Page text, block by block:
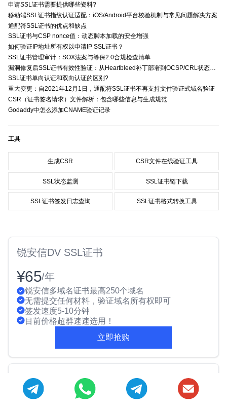
申请SSL证书需要提供哪些资料?
移动端SSL证书指纹认证适配：iOS/Android平台校验机制与常见问题解决方案
通配符SSL证书的优点和缺点
SSL证书与CSP nonce值：动态脚本加载的安全增强
如何验证IP地址所有权以申请IP SSL证书？
SSL证书管理审计：SOX法案与等保2.0合规检查清单
SSL证书单向认证和双向认证的区别?
重大变更：自2021年12月1日，通配符SSL证书不再支持文件验证式域名验证
CSR（证书签名请求）文件解析：包含哪些信息与生成规范
Godaddy中怎么添加CNAME验证记录
工具
生成CSR CSR文件在线验证工具
SSL状态监测 SSL证书链下载
SSL证书签发日志查询 SSL证书格式转换工具
锐安信DV SSL证书
¥65/年
锐安信多域名证书最高250个域名
无需提交任何材料，验证域名所有权即可
签发速度5-10分钟
目前价格超群速速选用！
立即抢购
推荐证书
沃通超安SSL Pro证书 ¥8799